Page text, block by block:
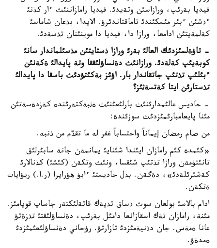
فيديا بةرئپ، ورازاسئن وتةيدئ. فيديا رامازاننئث ءار كذنئ
ءذشئن ءبئر مئسكئندئ تاماقتاندئرؤ. الايدا، بذعان شاماسئ
كةلمةيتئن ادامعا، ورازا دا، فيديا دا موينئنان تذسةدئ.
- تاؤةلسئزدئك العالئ بةرئ ورازا ذستايتئن مذسئلماندار سانئ
كوبةيئپ كةلةدئ. ورازانئث دةنساؤلئققا وتة پايدالئ ةكةنئن
ءبئلئپ تذتئپ جاتقاندار بار. اؤئز بةكئتؤدئث باسقا دا پايدالئ
تذستارئن ايتا كةتسةثئز؟
- حاديس عالئمدارئنئث بارلئعئنئث ةثبةكتةرئندة كةزدةسةتئن
مئنا پايعامبارئمئزدئث سوزئندة:
من صام رمضان إيماناً واحتساباً غفر له ما تقدّم من ذنبه.
«كئمدة كئم رامازان ايئندا شئنايئ يمانمةن جانة سابئرلئق
تانئتؤمةن ورازا تذتئپ شئقسا، ونئث وتكةن (كئشئ) كذنالارئ
كةشئرئلةدئ»، دةگةن. بذل حاديستئ ءابؤ هؤرايرا (ر.ا.) ريؤايات
ةتكةن.
ادام بالاسئ بولعان سوث ذساق تذيةك قاتةلئكتةر جاساپ قويامئز.
مئنة، رامازان تةك اسقازانعا دامئل بةرئپ، دةنساؤلئقتئ تذزةتؤ
عانا ةمةس. جان دذنيةمئزدئ تازارتؤ. رؤحاني دةنساؤلئعئمئزدئ
ةمدةؤ.